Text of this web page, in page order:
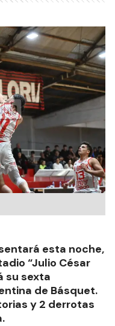
esta noche,
“Julio César
su sexta
de Básquet.
y 2 derrotas